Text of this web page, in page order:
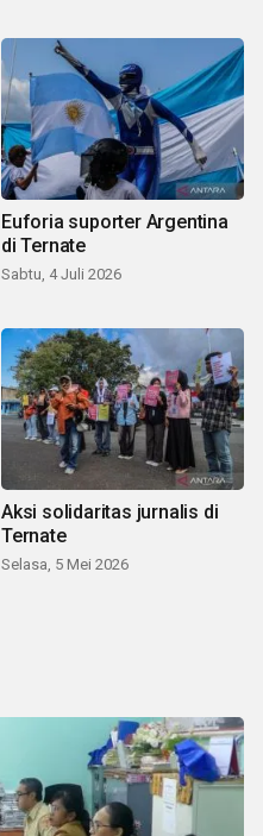
Euforia suporter Argentina
di Ternate
Sabtu, 4 Juli 2026
Aksi solidaritas jurnalis di
Ternate
Selasa, 5 Mei 2026